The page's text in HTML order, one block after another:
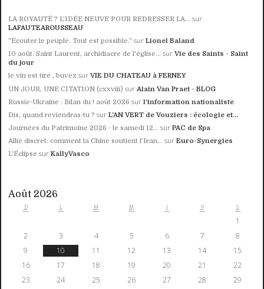
LA ROYAUTÉ ? L'IDÉE NEUVE POUR REDRESSER LA... sur
LAFAUTEAROUSSEAU
”Écouter le peuple. Tout est possible.” surLionel Baland
10 août. Saint Laurent, archidiacre de l'église... surVie des Saints - Saint
du jour
le vin est tiré , buvez surVIE DU CHATEAU à FERNEY
UN JOUR, UNE CITATION (cxxviii) sur Alain Van Praet - BLOG
Russie-Ukraine : Bilan du ! août 2026 surl'information nationaliste
Dis, quand reviendras-tu ? surL'AN VERT de Vouziers : écologie et...
Journées du Patrimoine 2026 - le samedi 12... surPAC de Spa
Allié discret: comment la Chine soutient l’Iran... surEuro-Synergies
L'Éclipse surKallyVasco
Août 2026
D L M M J V S
1
2
3 4 5 6 7
8
9
10 11 12 13 14
15
16
17 18 19 20 21
22
23
24 25 26 27 28
29